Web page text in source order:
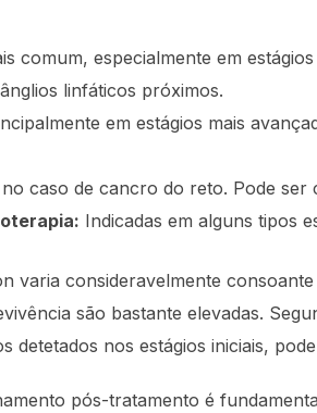
comum, especialmente em
linfáticos próximos.
em estágios mais
caso de cancro do reto. Pode ser
Indicadas em alguns tipos
varia consideravelmente
são bastante elevadas.
detetados nos estágios iniciais,
pós-tratamento é